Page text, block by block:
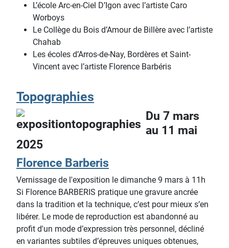
L’école Arc-en-Ciel D’Igon avec l’artiste Caro
Worboys
Le Collège du Bois d’Amour de Billère avec l’artiste
Chahab
Les écoles d’Arros-de-Nay, Bordères et Saint-
Vincent avec l’artiste Florence Barbéris
Topographies
Du 7 mars
au 11 mai
2025
Florence Barberis
Vernissage de l'exposition le dimanche 9 mars à 11h
Si Florence BARBERIS pratique une gravure ancrée
dans la tradition et la technique, c’est pour mieux s’en
libérer. Le mode de reproduction est abandonné au
profit d'un mode d’expression très personnel, décliné
en variantes subtiles d’épreuves uniques obtenues,